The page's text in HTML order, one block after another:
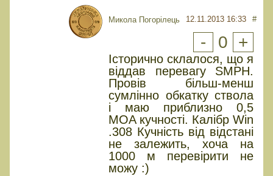
Микола Погорілець 12.11.2013 16:33 #
- 0 +
Історично склалося, що я
віддав перевагу SMPH.
Провів більш-менш
сумлінно обкатку ствола
і маю приблизно 0,5
MOA кучності. Калібр Win
.308 Кучність від відстані
не залежить, хоча на
1000 м перевірити не
можу :)